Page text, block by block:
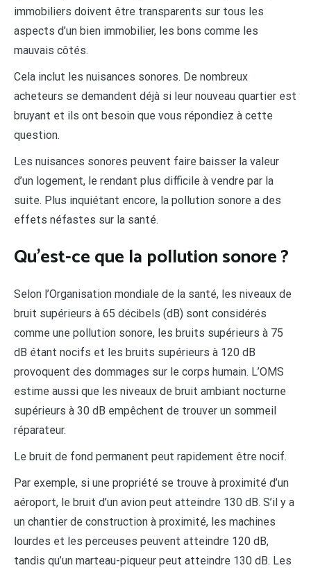
immobiliers doivent être transparents sur tous les
aspects d’un bien immobilier, les bons comme les
mauvais côtés.
Cela inclut les nuisances sonores. De nombreux
acheteurs se demandent déjà si leur nouveau quartier est
bruyant et ils ont besoin que vous répondiez à cette
question.
Les nuisances sonores peuvent faire baisser la valeur
d’un logement, le rendant plus difficile à vendre par la
suite. Plus inquiétant encore, la pollution sonore a des
effets néfastes sur la santé.
Qu’est-ce que la pollution sonore ?
Selon l’Organisation mondiale de la santé, les niveaux de
bruit supérieurs à 65 décibels (dB) sont considérés
comme une pollution sonore, les bruits supérieurs à 75
dB étant nocifs et les bruits supérieurs à 120 dB
provoquent des dommages sur le corps humain. L’OMS
estime aussi que les niveaux de bruit ambiant nocturne
supérieurs à 30 dB empêchent de trouver un sommeil
réparateur.
Le bruit de fond permanent peut rapidement être nocif.
Par exemple, si une propriété se trouve à proximité d’un
aéroport, le bruit d’un avion peut atteindre 130 dB. S’il y a
un chantier de construction à proximité, les machines
lourdes et les perceuses peuvent atteindre 120 dB,
tandis qu’un marteau-piqueur peut atteindre 130 dB. Les